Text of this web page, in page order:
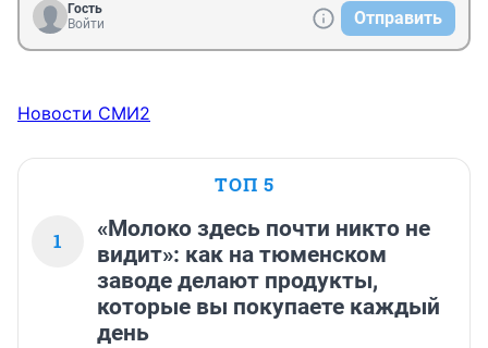
Гость
Войти
Отправить
Новости СМИ2
ТОП 5
1
«Молоко здесь почти никто не
видит»: как на тюменском
заводе делают продукты,
которые вы покупаете каждый
день